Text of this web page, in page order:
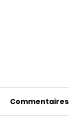
Commentaires